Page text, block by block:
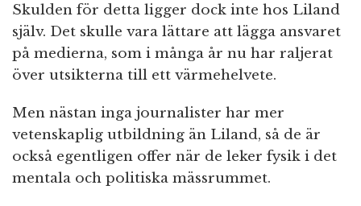
Skulden för detta ligger dock inte hos Liland
själv. Det skulle vara lättare att lägga ansvaret
på medierna, som i många år nu har raljerat
över utsikterna till ett värmehelvete.
Men nästan inga journalister har mer
vetenskaplig utbildning än Liland, så de är
också egentligen offer när de leker fysik i det
mentala och politiska mässrummet.